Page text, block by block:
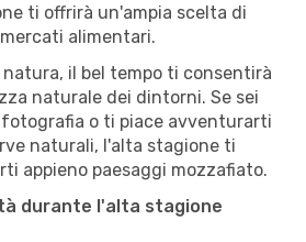
ti offrirà un'ampia scelta di
alimentari.
il bel tempo ti consentirà
naturale dei dintorni. Se sei
o ti piace avventurarti
naturali, l'alta stagione ti
appieno paesaggi mozzafiato.
durante l'alta stagione